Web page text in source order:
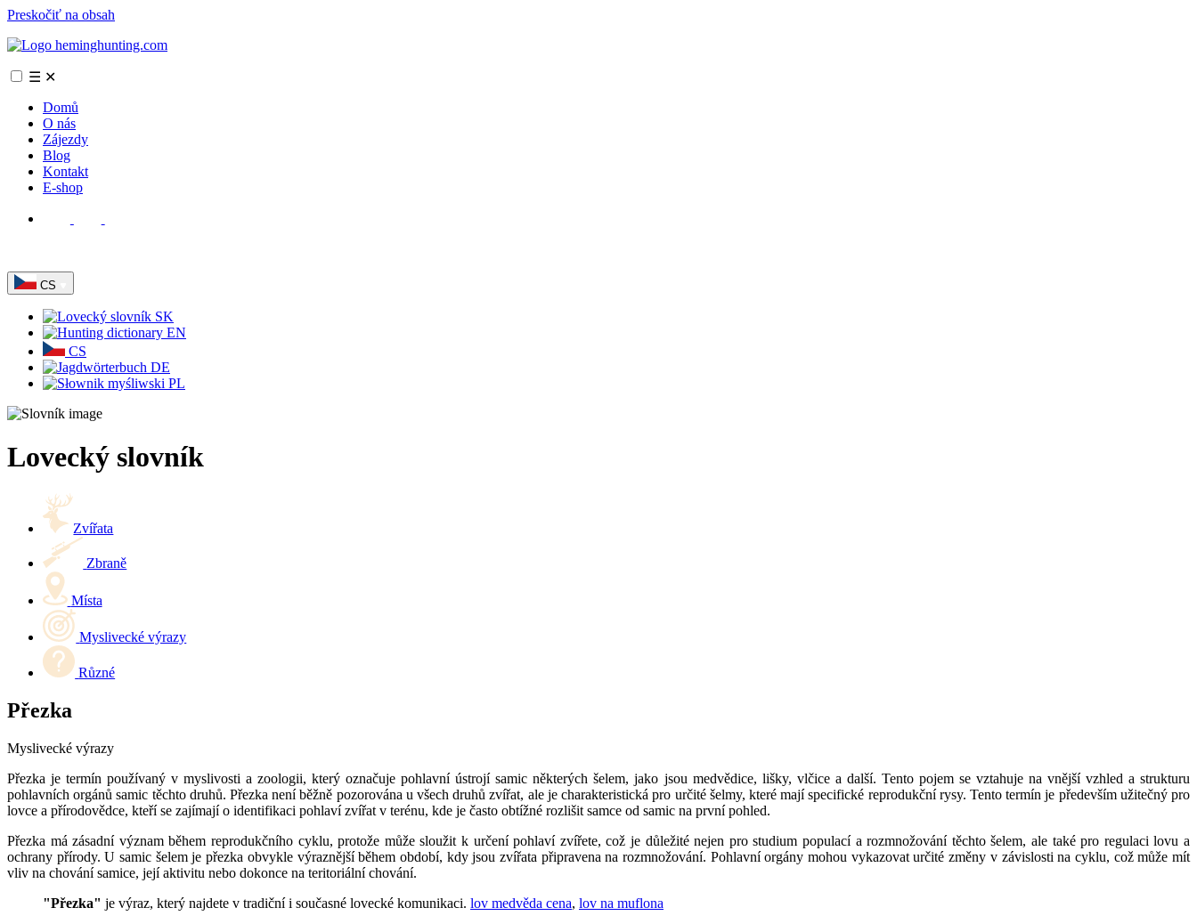
Preskočiť na obsah
☰ ✕
Domů
O nás
Zájezdy
Blog
Kontakt
E-shop
CS
SK
EN
CS
DE
PL
Lovecký slovník
Zvířata
Zbraně
Místa
Myslivecké výrazy
Různé
Přezka
Myslivecké výrazy
Přezka je termín používaný v myslivosti a zoologii, který označuje pohlavní ústrojí samic některých šelem, jako jsou medvědice, lišky, vlčice a další. Tento pojem se vztahuje na vnější vzhled a strukturu
pohlavních orgánů samic těchto druhů. Přezka není běžně pozorována u všech druhů zvířat, ale je charakteristická pro určité šelmy, které mají specifické reprodukční rysy. Tento termín je především užitečný pro
lovce a přírodovědce, kteří se zajímají o identifikaci pohlaví zvířat v terénu, kde je často obtížné rozlišit samce od samic na první pohled.
Přezka má zásadní význam během reprodukčního cyklu, protože může sloužit k určení pohlaví zvířete, což je důležité nejen pro studium populací a rozmnožování těchto šelem, ale také pro regulaci lovu a
ochrany přírody. U samic šelem je přezka obvykle výraznější během období, kdy jsou zvířata připravena na rozmnožování. Pohlavní orgány mohou vykazovat určité změny v závislosti na cyklu, což může mít
vliv na chování samice, její aktivitu nebo dokonce na teritoriální chování.
"Přezka" je výraz, který najdete v tradiční i současné lovecké komunikaci. lov medvěda cena, lov na muflona